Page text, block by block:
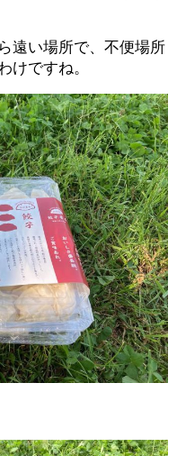
遠い場所で、不便場所
けですね。